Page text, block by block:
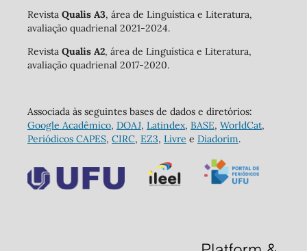
Revista Qualis A3, área de Linguística e Literatura,
avaliação quadrienal 2021-2024.
Revista Qualis A2, área de Linguística e Literatura,
avaliação quadrienal 2017-2020.
Associada às seguintes bases de dados e diretórios:
Google Acadêmico, DOAJ, Latindex, BASE, WorldCat,
Periódicos CAPES, CIRC, EZ3, Livre e Diadorim.